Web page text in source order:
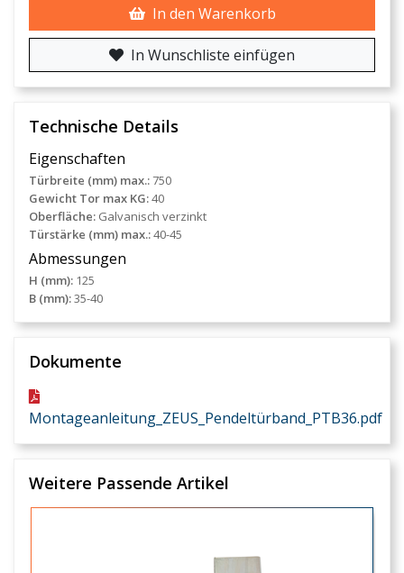
In den Warenkorb
In Wunschliste einfügen
Technische Details
Eigenschaften
Türbreite (mm) max.:750
Gewicht Tor max KG:40
Oberfläche: Galvanisch verzinkt
Türstärke (mm) max.:40-45
Abmessungen
H (mm): 125
B (mm):35-40
Dokumente
Montageanleitung_ZEUS_Pendeltürband_PTB36.pdf
Weitere Passende Artikel